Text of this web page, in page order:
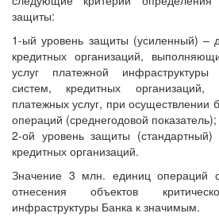
защиты:
1-ый уровень защиты (усиленный) –
кредитных организаций,
услуг платежной
систем, кредитных
платежных услуг, при осуществлении
операций (среднегодовой показатель);
2-ой уровень защиты
кредитных организаций.
Значение 3 млн. единиц операций
отнесения объектов
инфраструктуры Банка к значимым.